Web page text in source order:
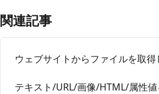
関連記事
ウェブサイトからファイルを取
テキスト/URL/画像/HTML/属性